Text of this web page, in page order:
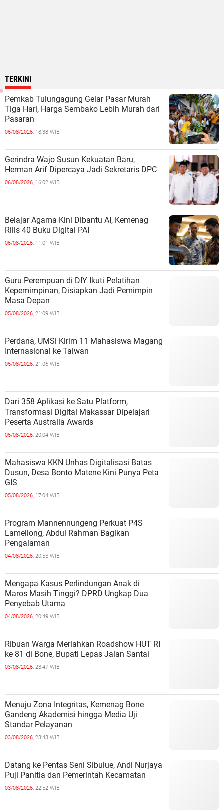
TERKINI
Pemkab Tulungagung Gelar Pasar Murah
Tiga Hari, Harga Sembako Lebih Murah dari
Pasaran
06/08/2026, 18:38 WIB
Gerindra Wajo Susun Kekuatan Baru,
Herman Arif Dipercaya Jadi Sekretaris DPC
06/08/2026, 16:02 WIB
Belajar Agama Kini Dibantu AI, Kemenag
Rilis 40 Buku Digital PAI
06/08/2026, 11:01 WIB
Guru Perempuan di DIY Ikuti Pelatihan
Kepemimpinan, Disiapkan Jadi Pemimpin
Masa Depan
05/08/2026, 21:09 WIB
Perdana, UMSi Kirim 11 Mahasiswa Magang
Internasional ke Taiwan
05/08/2026, 21:06 WIB
Dari 358 Aplikasi ke Satu Platform,
Transformasi Digital Makassar Dipelajari
Peserta Australia Awards
05/08/2026, 20:04 WIB
Mahasiswa KKN Unhas Digitalisasi Batas
Dusun, Desa Bonto Matene Kini Punya Peta
GIS
05/08/2026, 17:04 WIB
Program Mannennungeng Perkuat P4S
Lamellong, Abdul Rahman Bagikan
Pengalaman
04/08/2026, 20:55 WIB
Mengapa Kasus Perlindungan Anak di
Maros Masih Tinggi? DPRD Ungkap Dua
Penyebab Utama
04/08/2026, 20:49 WIB
Ribuan Warga Meriahkan Roadshow HUT RI
ke 81 di Bone, Bupati Lepas Jalan Santai
03/08/2026, 23:47 WIB
Menuju Zona Integritas, Kemenag Bone
Gandeng Akademisi hingga Media Uji
Standar Pelayanan
03/08/2026, 23:43 WIB
Datang ke Pentas Seni Sibulue, Andi Nurjaya
Puji Panitia dan Pemerintah Kecamatan
03/08/2026, 22:52 WIB